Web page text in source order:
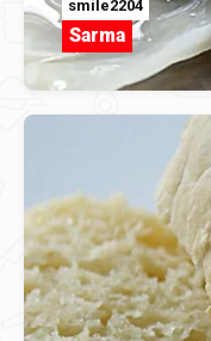
smile2204
Sarma